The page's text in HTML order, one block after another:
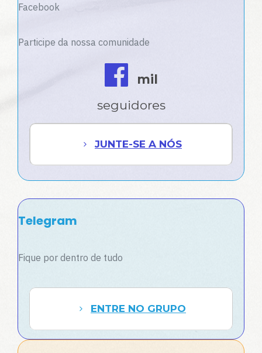
Facebook
Participe da nossa comunidade
mil
seguidores
JUNTE-SE A NÓS
Telegram
Fique por dentro de tudo
ENTRE NO GRUPO